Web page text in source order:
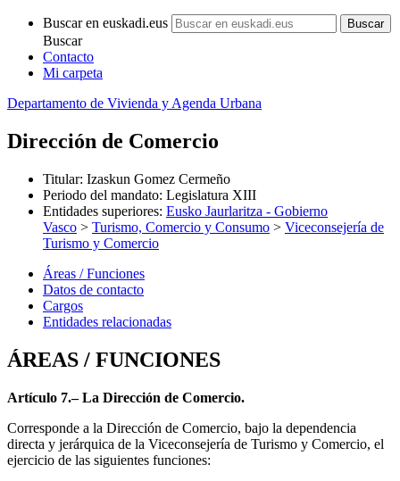
Buscar en euskadi.eus
Buscar
Contacto
Mi carpeta
Departamento de Vivienda y Agenda Urbana
Dirección de Comercio
Titular: Izaskun Gomez Cermeño
Periodo del mandato: Legislatura XIII
Entidades superiores: Eusko Jaurlaritza - Gobierno
Vasco > Turismo, Comercio y Consumo > Viceconsejería de
Turismo y Comercio
Áreas / Funciones
Datos de contacto
Cargos
Entidades relacionadas
ÁREAS / FUNCIONES
Artículo 7.– La Dirección de Comercio.
Corresponde a la Dirección de Comercio, bajo la dependencia
directa y jerárquica de la Viceconsejería de Turismo y Comercio, el
ejercicio de las siguientes funciones: